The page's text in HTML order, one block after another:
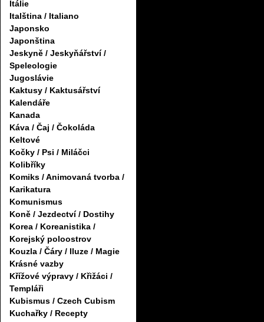
Itálie
Italština / Italiano
Japonsko
Japonština
Jeskyně / Jeskyňářství /
Speleologie
Jugoslávie
Kaktusy / Kaktusářství
Kalendáře
Kanada
Káva / Čaj / Čokoláda
Keltové
Kočky / Psi / Miláčci
Kolibříky
Komiks / Animovaná tvorba /
Karikatura
Komunismus
Koně / Jezdectví / Dostihy
Korea / Koreanistika /
Korejský poloostrov
Kouzla / Čáry / Iluze / Magie
Krásné vazby
Křížové výpravy / Křižáci /
Templáři
Kubismus / Czech Cubism
Kuchařky / Recepty